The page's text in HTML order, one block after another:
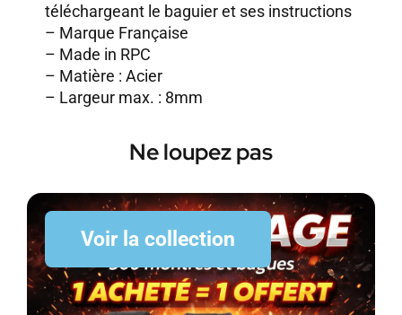
téléchargeant le baguier et ses instructions
– Marque Française
– Made in RPC
– Matière : Acier
– Largeur max. : 8mm
Ne loupez pas
Voir la collection